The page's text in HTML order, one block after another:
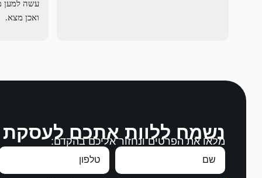
ואכן מצא.
בהקשבה,
תודה
נשמח ללוות אתכם
מלאו את הפרטים ונחזור אליכם בהקדם: